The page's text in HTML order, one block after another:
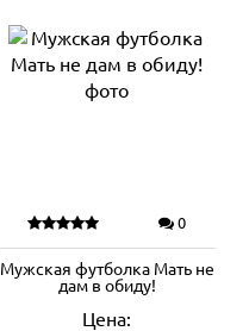
0
Мужская футболка Мать не
дам в обиду!
Цена: